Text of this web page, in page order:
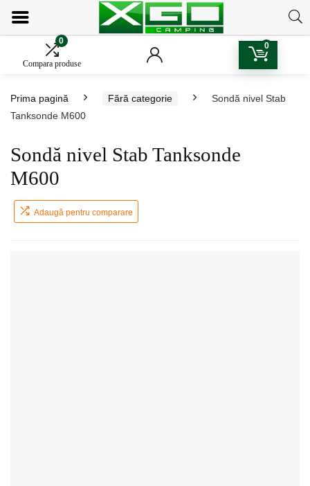
0
Compara produse
0
Prima pagină Fără categorie
Sondă nivel Stab
Tanksonde M600
Sondă nivel Stab Tanksonde
M600
Adaugă pentru comparare